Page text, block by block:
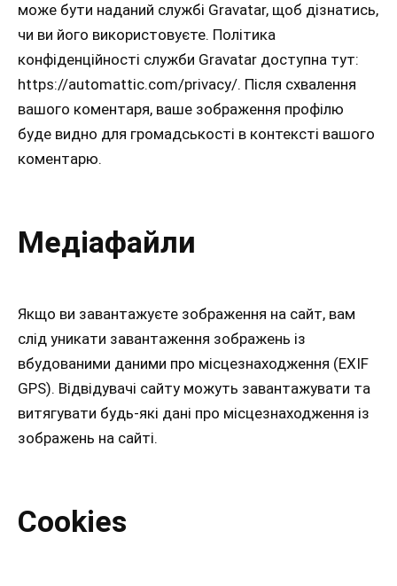
може бути наданий службі Gravatar, щоб дізнатись,
чи ви його використовуєте. Політика
конфіденційності служби Gravatar доступна тут:
https://automattic.com/privacy/. Після схвалення
вашого коментаря, ваше зображення профілю
буде видно для громадськості в контексті вашого
коментарю.
Медіафайли
Якщо ви завантажуєте зображення на сайт, вам
слід уникати завантаження зображень із
вбудованими даними про місцезнаходження (EXIF
GPS). Відвідувачі сайту можуть завантажувати та
витягувати будь-які дані про місцезнаходження із
зображень на сайті.
Cookies